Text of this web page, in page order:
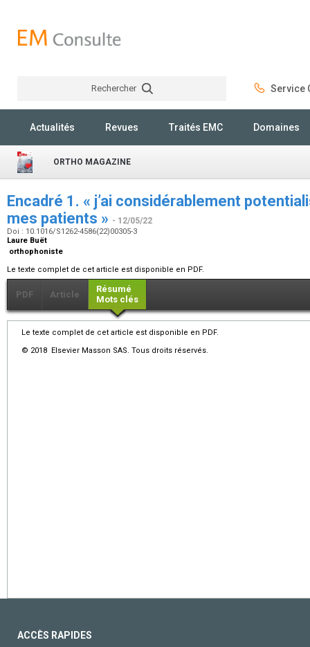
Rechercher Service
Actualités Revues Traités EMC Domaines
ORTHO MAGAZINE
Encadré 1. « j’ai considérablement
mes patients » - 12/05/22
Doi : 10.1016/S1262-4586(22)00305-3
Laure Buët
orthophoniste
Le texte complet de cet article est disponible en PDF.
PDF Article
Résumé
Mots clés
Le texte complet de cet article est disponible en PDF.
© 2018 Elsevier Masson SAS. Tous droits réservés.
ACCÈS RAPIDES